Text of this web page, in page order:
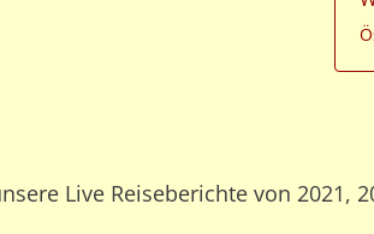
Live Reiseberichte von 2021,